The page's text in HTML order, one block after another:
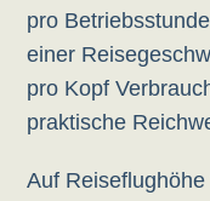
pro
einer
pro Kopf
praktische
Auf